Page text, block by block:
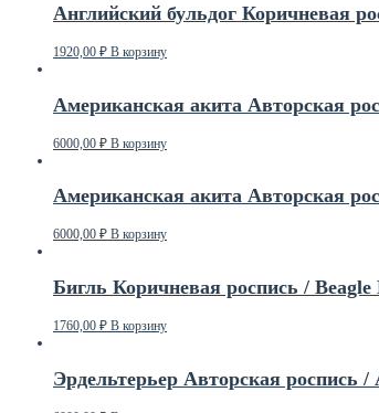
Английский бульдог Коричневая
1920,00 ₽ В корзину
Американская акита Авторская
6000,00 ₽ В корзину
Американская акита Авторская
6000,00 ₽ В корзину
Бигль Коричневая роспись /
1760,00 ₽ В корзину
Эрдельтерьер Авторская роспись